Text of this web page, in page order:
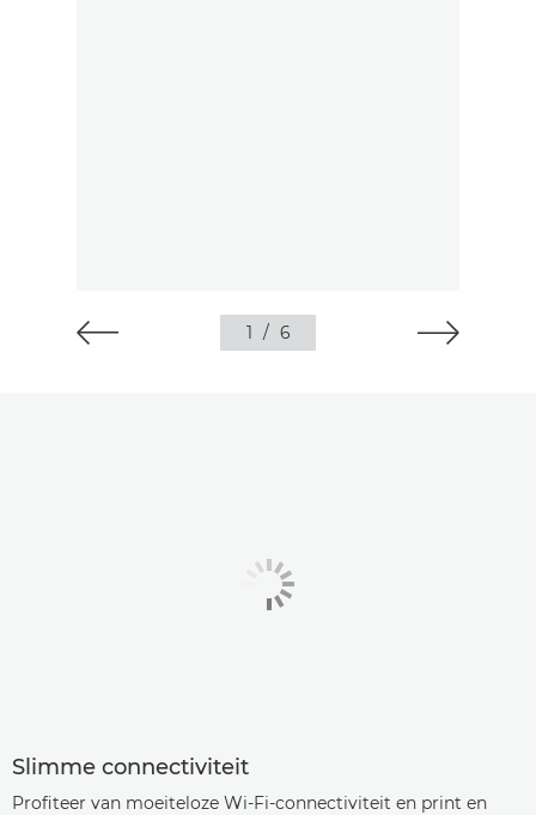
1 / 6
Slimme connectiviteit
Profiteer van moeiteloze Wi-Fi-connectiviteit en print en